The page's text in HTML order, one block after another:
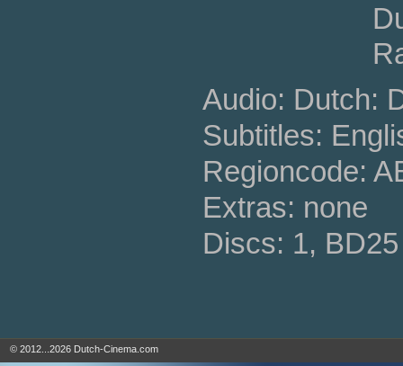
Audio: Dutch:
Subtitles:
Regioncode:
Extras: none
Discs: 1, BD25
© 2012...2026 Dutch-Cinema.com